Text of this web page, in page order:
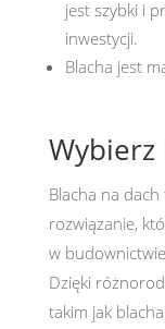
jest szybki i
inwestycji.
Blacha jest
Wybierz
Blacha na
rozwiązanie,
w
Dzięki
takim jak